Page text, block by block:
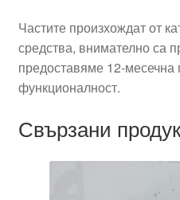
Частите произхождат от
средства, внимателно са
предоставяме 12-месечна
функционалност.
Свързани